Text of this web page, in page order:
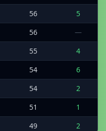
56
5
56
—
55
4
54
6
54
2
51
1
49 2